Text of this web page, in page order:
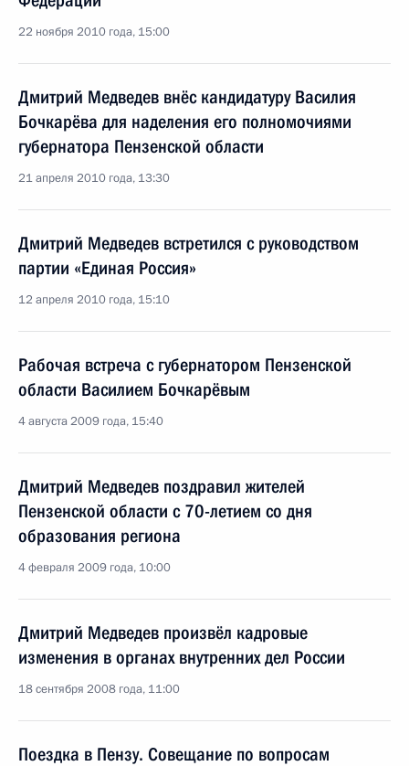
22 ноября 2010 года, 15:00
Дмитрий Медведев внёс кандидатуру Василия
Бочкарёва для наделения его полномочиями
губернатора Пензенской области
21 апреля 2010 года, 13:30
Дмитрий Медведев встретился с руководством
партии «Единая Россия»
12 апреля 2010 года, 15:10
Рабочая встреча с губернатором Пензенской
области Василием Бочкарёвым
4 августа 2009 года, 15:40
Дмитрий Медведев поздравил жителей
Пензенской области с 70-летием со дня
образования региона
4 февраля 2009 года, 10:00
Дмитрий Медведев произвёл кадровые
изменения в органах внутренних дел России
18 сентября 2008 года, 11:00
Поездка в Пензу. Совещание по вопросам